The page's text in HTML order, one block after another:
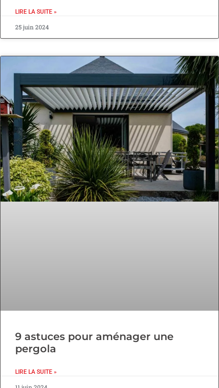
LIRE LA SUITE »
25 juin 2024
9 astuces pour aménager une
pergola
LIRE LA SUITE »